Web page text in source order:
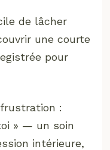
de lâcher
une courte
pour
frustration :
» — un soin
intérieure,